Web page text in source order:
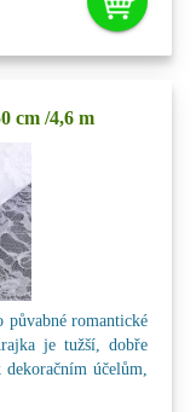
cm /4,6 m
romantické
je tužší, dobře
účelům,